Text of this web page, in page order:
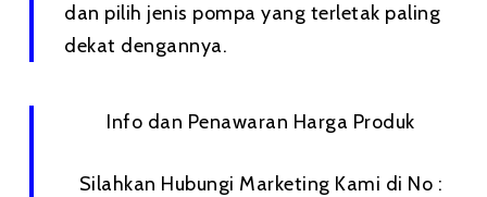
dan pilih jenis pompa yang terletak paling
dekat dengannya.
Info dan Penawaran Harga Produk
Silahkan Hubungi Marketing Kami di No :